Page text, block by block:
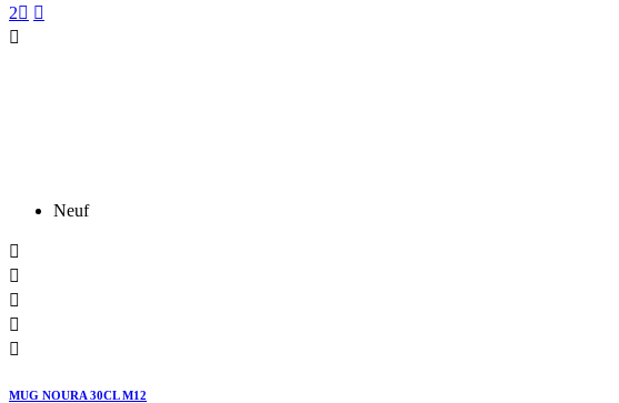
2 

Neuf





MUG NOURA 30CL M12